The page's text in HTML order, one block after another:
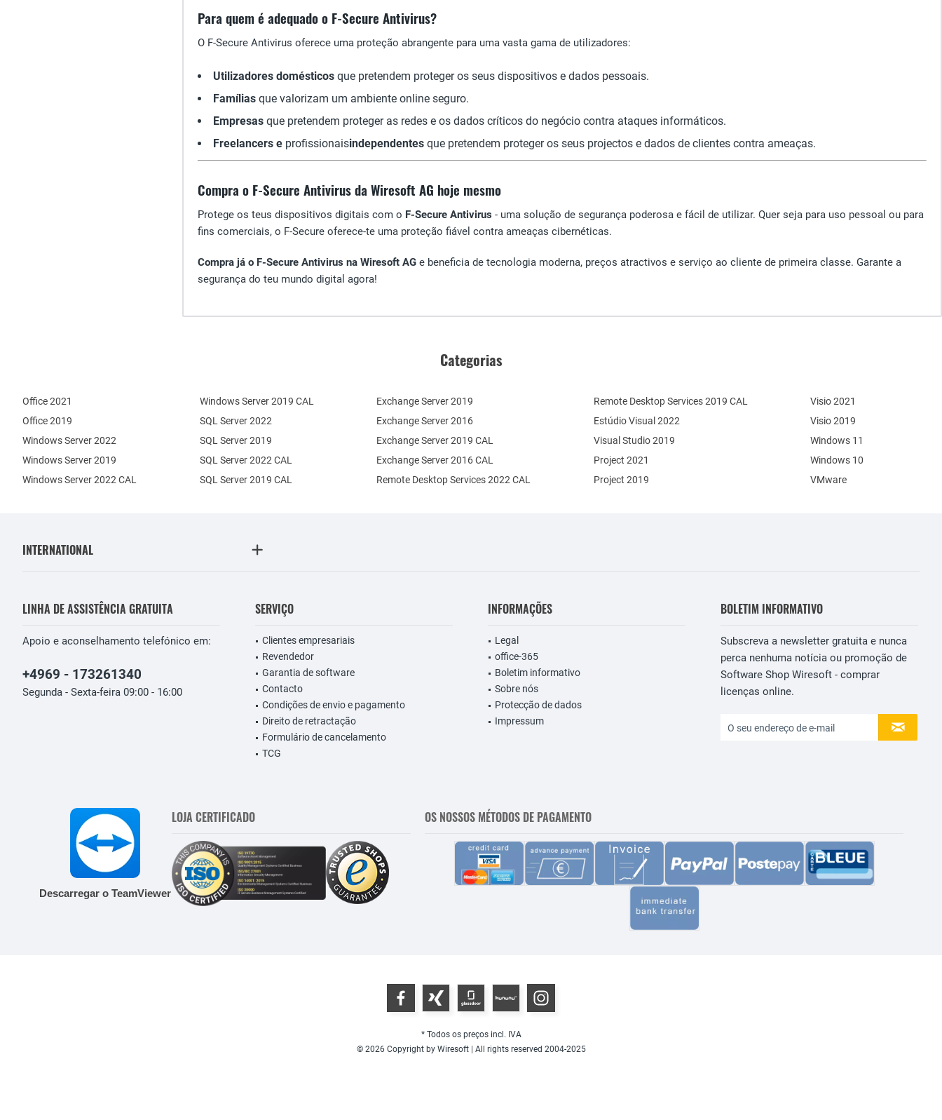
Para quem é adequado o F-Secure Antivirus?
O F-Secure Antivirus oferece uma proteção abrangente para uma vasta gama de utilizadores:
Utilizadores domésticos que pretendem proteger os seus dispositivos e dados pessoais.
Famílias que valorizam um ambiente online seguro.
Empresas que pretendem proteger as redes e os dados críticos do negócio contra ataques informáticos.
Freelancers e profissionaisindependentes que pretendem proteger os seus projectos e dados de clientes contra ameaças.
Compra o F-Secure Antivirus da Wiresoft AG hoje mesmo
Protege os teus dispositivos digitais com o F-Secure Antivirus - uma solução de segurança poderosa e fácil de utilizar. Quer seja para uso pessoal ou para
fins comerciais, o F-Secure oferece-te uma proteção fiável contra ameaças cibernéticas.
Compra já o F-Secure Antivirus na Wiresoft AG e beneficia de tecnologia moderna, preços atractivos e serviço ao cliente de primeira classe. Garante a
segurança do teu mundo digital agora!
Categorias
Office 2021
Office 2019
Windows Server 2022
Windows Server 2019
Exchange Server 2019
Exchange Server 2016
SQL Server 2022
SQL Server 2019
Windows Server 2022 CAL
Windows Server 2019 CAL
SQL Server 2022 CAL
SQL Server 2019 CAL
Remote Desktop Services 2022 CAL
Remote Desktop Services 2019 CAL
Exchange Server 2019 CAL
Exchange Server 2016 CAL
Estúdio Visual 2022
Visual Studio 2019
Project 2021
Project 2019
Visio 2021
Visio 2019
Windows 11
Windows 10
VMware
INTERNATIONAL
LINHA DE ASSISTÊNCIA GRATUITA
Apoio e aconselhamento telefónico em:
+4969 - 173261340
Segunda - Sexta-feira 09:00 - 16:00
SERVIÇO
Clientes empresariais
Revendedor
Garantia de software
Contacto
Condições de envio e pagamento
Direito de retractação
Formulário de cancelamento
TCG
INFORMAÇÕES
Legal
office-365
Boletim informativo
Sobre nós
Protecção de dados
Impressum
BOLETIM INFORMATIVO
Subscreva a newsletter gratuita e nunca
perca nenhuma notícia ou promoção de
Software Shop Wiresoft - comprar
licenças online.
Descarregar o TeamViewer
LOJA CERTIFICADO OS NOSSOS MÉTODOS DE PAGAMENTO
* Todos os preços incl. IVA
© 2026 Copyright by Wiresoft | All rights reserved 2004-2025